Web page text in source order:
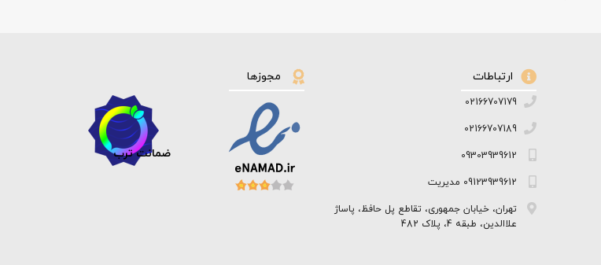
ارتباطات
02166707179
02166707189
09303939612
09123939612 مدیریت
تهران، خیابان جمهوری، تقاطع پل حافظ، پاساژ
علاالدین، طبقه 4، پلاک 482
مجوزها
ضمانت ترب